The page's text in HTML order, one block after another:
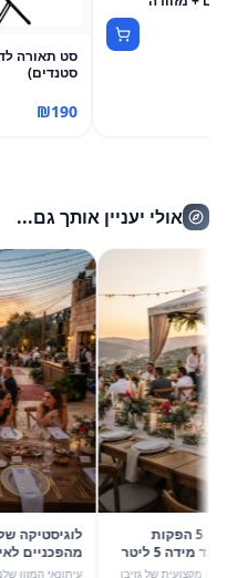
סטנדים)
₪190
אולי יעניין אותך גם...
קיץ 2026 בשיא הסטייל: 5 הפקות
קונספט עם גזיבו 6X4 וכד מידה 5 ליטר
של גזיבו
עוצמת ערבול
עיתונאי המזון שלנו